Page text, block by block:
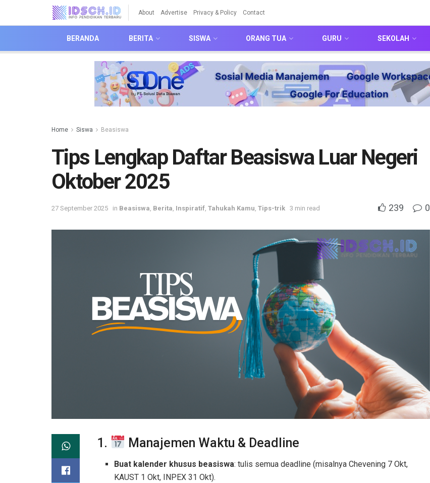
About Advertise Privacy & Policy Contact
BERANDA BERITA SISWA ORANG TUA GURU SEKOLAH
Home Siswa Beasiswa
Tips Lengkap Daftar Beasiswa Luar Negeri
Oktober 2025
27 September 2025 in Beasiswa Berita Inspiratif Tahukah Kamu Tips-trik 3 min read 239 0
1. Manajemen Waktu & Deadline
Buat kalender khusus beasiswa: tulis semua deadline (misalnya Chevening 7 Okt,
KAUST 1 Okt, INPEX 31 Okt).